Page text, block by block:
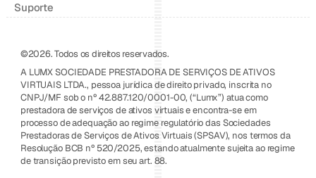
Suporte
©2026. Todos os direitos reservados.
A LUMX SOCIEDADE PRESTADORA DE SERVIÇOS DE ATIVOS
VIRTUAIS LTDA., pessoa jurídica de direito privado, inscrita no
CNPJ/MF sob o nº 42.887.120/0001-00, (“Lumx”) atua como
prestadora de serviços de ativos virtuais e encontra-se em
processo de adequação ao regime regulatório das Sociedades
Prestadoras de Serviços de Ativos Virtuais (SPSAV), nos termos da
Resolução BCB nº 520/2025, estando atualmente sujeita ao regime
de transição previsto em seu art. 88.